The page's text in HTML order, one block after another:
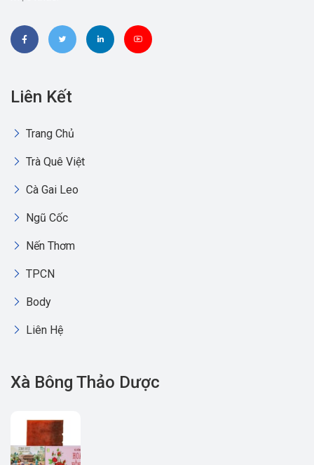
Liên Kết
Trang Chủ
Trà Quê Việt
Cà Gai Leo
Ngũ Cốc
Nến Thơm
TPCN
Body
Liên Hệ
Xà Bông Thảo Dược